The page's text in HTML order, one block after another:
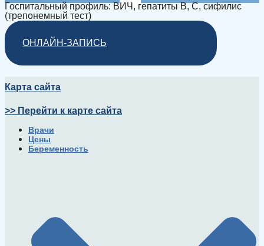
Госпитальный профиль: ВИЧ, гепатиты В, С, сифилис
(трепонемный тест)
ОНЛАЙН-ЗАПИСЬ
Карта сайта
>> Перейти к карте сайта
Врачи
Цены
Беременность